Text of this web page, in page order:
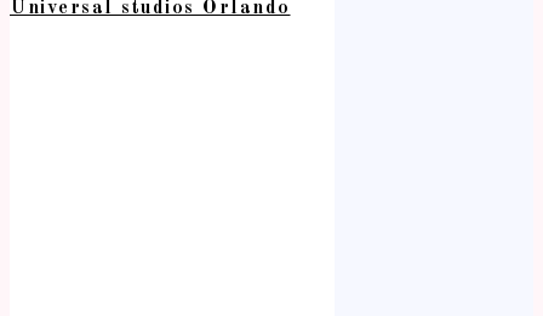
Universal studios Orlando